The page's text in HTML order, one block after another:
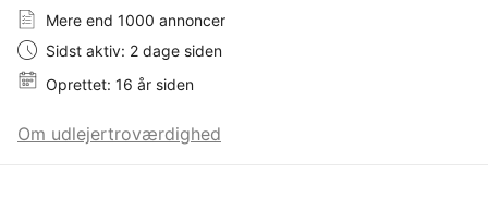
Mere end 1000 annoncer
Sidst aktiv: 2 dage siden
Oprettet: 16 år siden
Om udlejertroværdighed